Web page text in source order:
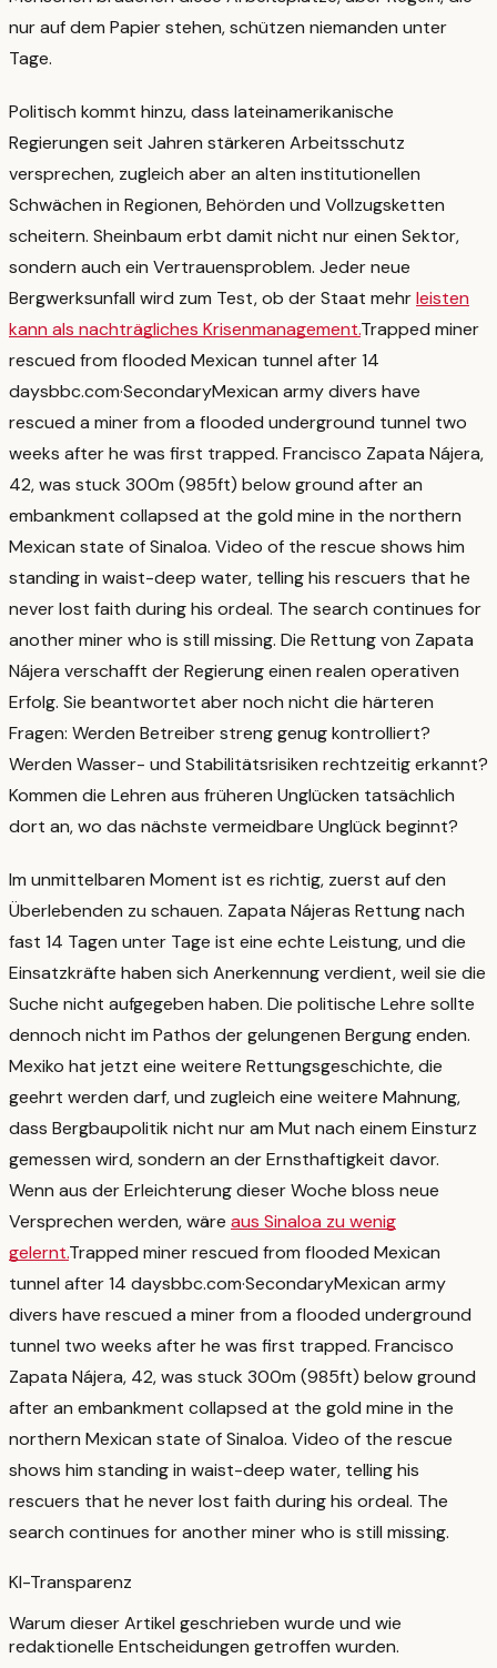
nur auf dem Papier stehen, schützen niemanden unter
Tage.
Politisch kommt hinzu, dass lateinamerikanische
Regierungen seit Jahren stärkeren Arbeitsschutz
versprechen, zugleich aber an alten institutionellen
Schwächen in Regionen, Behörden und Vollzugsketten
scheitern. Sheinbaum erbt damit nicht nur einen Sektor,
sondern auch ein Vertrauensproblem. Jeder neue
Bergwerksunfall wird zum Test, ob der Staat mehrleisten
kann als nachträgliches Krisenmanagement.Trapped miner
rescued from flooded Mexican tunnel after 14
daysbbc.com·SecondaryMexican army divers have
rescued a miner from a flooded underground tunnel two
weeks after he was first trapped. Francisco Zapata Nájera,
42, was stuck 300m (985ft) below ground after an
embankment collapsed at the gold mine in the northern
Mexican state of Sinaloa. Video of the rescue shows him
standing in waist-deep water, telling his rescuers that he
never lost faith during his ordeal. The search continues for
another miner who is still missing. Die Rettung von Zapata
Nájera verschafft der Regierung einen realen operativen
Erfolg. Sie beantwortet aber noch nicht die härteren
Fragen: Werden Betreiber streng genug kontrolliert?
Werden Wasser- und Stabilitätsrisiken rechtzeitig erkannt?
Kommen die Lehren aus früheren Unglücken tatsächlich
dort an, wo das nächste vermeidbare Unglück beginnt?
Im unmittelbaren Moment ist es richtig, zuerst auf den
Überlebenden zu schauen. Zapata Nájeras Rettung nach
fast 14 Tagen unter Tage ist eine echte Leistung, und die
Einsatzkräfte haben sich Anerkennung verdient, weil sie die
Suche nicht aufgegeben haben. Die politische Lehre sollte
dennoch nicht im Pathos der gelungenen Bergung enden.
Mexiko hat jetzt eine weitere Rettungsgeschichte, die
geehrt werden darf, und zugleich eine weitere Mahnung,
dass Bergbaupolitik nicht nur am Mut nach einem Einsturz
gemessen wird, sondern an der Ernsthaftigkeit davor.
Wenn aus der Erleichterung dieser Woche bloss neue
Versprechen werden, wäre aus Sinaloa zu wenig
gelernt.Trapped miner rescued from flooded Mexican
tunnel after 14 daysbbc.com·SecondaryMexican army
divers have rescued a miner from a flooded underground
tunnel two weeks after he was first trapped. Francisco
Zapata Nájera, 42, was stuck 300m (985ft) below ground
after an embankment collapsed at the gold mine in the
northern Mexican state of Sinaloa. Video of the rescue
shows him standing in waist-deep water, telling his
rescuers that he never lost faith during his ordeal. The
search continues for another miner who is still missing.
KI-Transparenz
Warum dieser Artikel geschrieben wurde und wie
redaktionelle Entscheidungen getroffen wurden.